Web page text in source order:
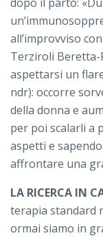
all’improvviso
Terziroli Beretta-
aspettarsi un
ndr): occorre
della donna e
per poi scalarli a
aspetti e
affrontare una
LA RICERCA IN
terapia standard
ormai siamo in